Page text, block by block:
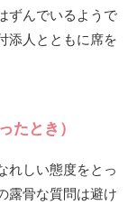
ずんでいるようで
添人とともに席を
たとき）
れしい態度をとっ
露骨な質問は避け